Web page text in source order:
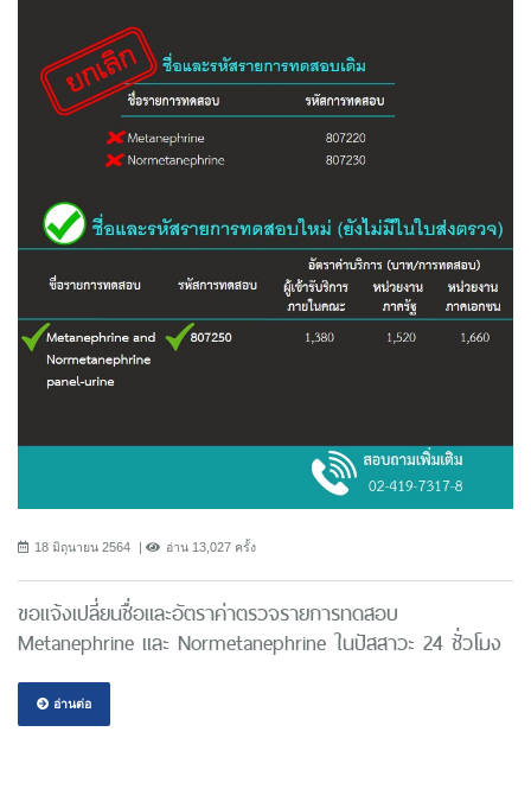
18 มิถุนายน 2564 อ่าน 13,027 ครั้ง
ขอแจ้งเปลี่ยนชื่อและอัตราค่าตรวจรายการทดสอบ
Metanephrine และ Normetanephrine ในปัสสาวะ 24 ชั่วโมง
อ่านต่อ